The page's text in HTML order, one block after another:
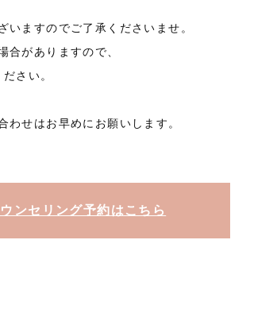
ますのでご了承くださいませ。
がありますので、
さい。
せはお早めにお願いします。
ンセリング予約はこちら